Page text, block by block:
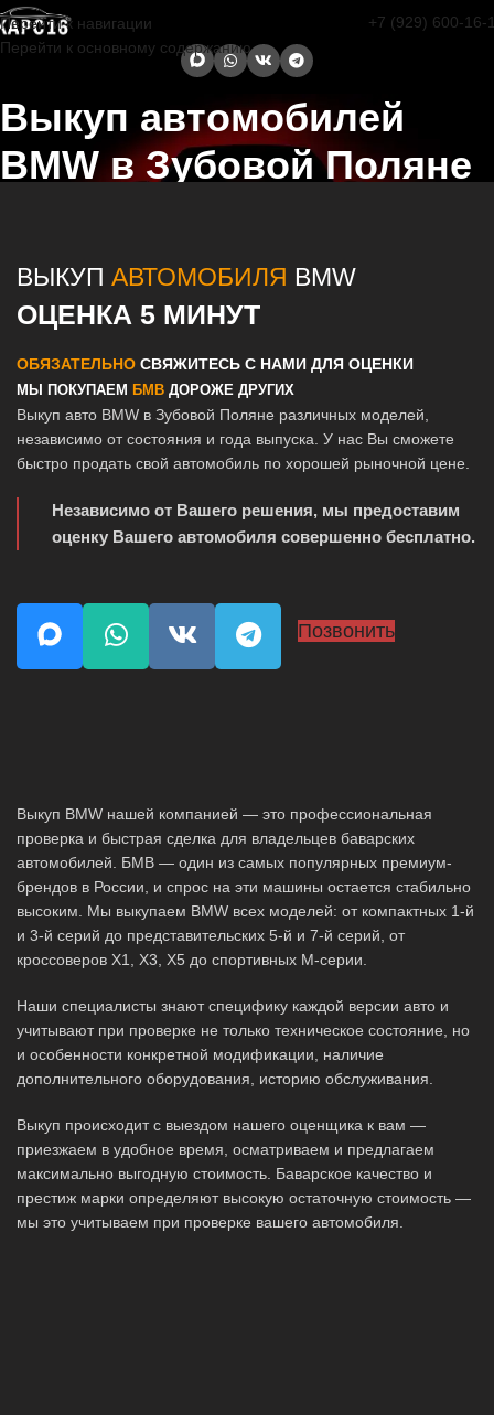
Перейти к навигации
Перейти к основному содержанию
+7 (929) 600-16-
Выкуп автомобилей
BMW в Зубовой Поляне
ВЫКУП АВТОМОБИЛЯ BMW
ОЦЕНКА 5 МИНУТ
ОБЯЗАТЕЛЬНО СВЯЖИТЕСЬ С НАМИ ДЛЯ ОЦЕНКИ
МЫ ПОКУПАЕМ БМВ ДОРОЖЕ ДРУГИХ
Выкуп авто BMW в Зубовой Поляне различных моделей,
независимо от состояния и года выпуска. У нас Вы сможете
быстро продать свой автомобиль по хорошей рыночной цене.
Независимо от Вашего решения, мы предоставим
оценку Вашего автомобиля совершенно бесплатно.
Позвонить
Выкуп BMW нашей компанией — это профессиональная
проверка и быстрая сделка для владельцев баварских
автомобилей. БМВ — один из самых популярных премиум-
брендов в России, и спрос на эти машины остается стабильно
высоким. Мы выкупаем BMW всех моделей: от компактных 1-й
и 3-й серий до представительских 5-й и 7-й серий, от
кроссоверов X1, X3, X5 до спортивных M-серии.
Наши специалисты знают специфику каждой версии авто и
учитывают при проверке не только техническое состояние, но
и особенности конкретной модификации, наличие
дополнительного оборудования, историю обслуживания.
Выкуп происходит с выездом нашего оценщика к вам —
приезжаем в удобное время, осматриваем и предлагаем
максимально выгодную стоимость. Баварское качество и
престиж марки определяют высокую остаточную стоимость —
мы это учитываем при проверке вашего автомобиля.